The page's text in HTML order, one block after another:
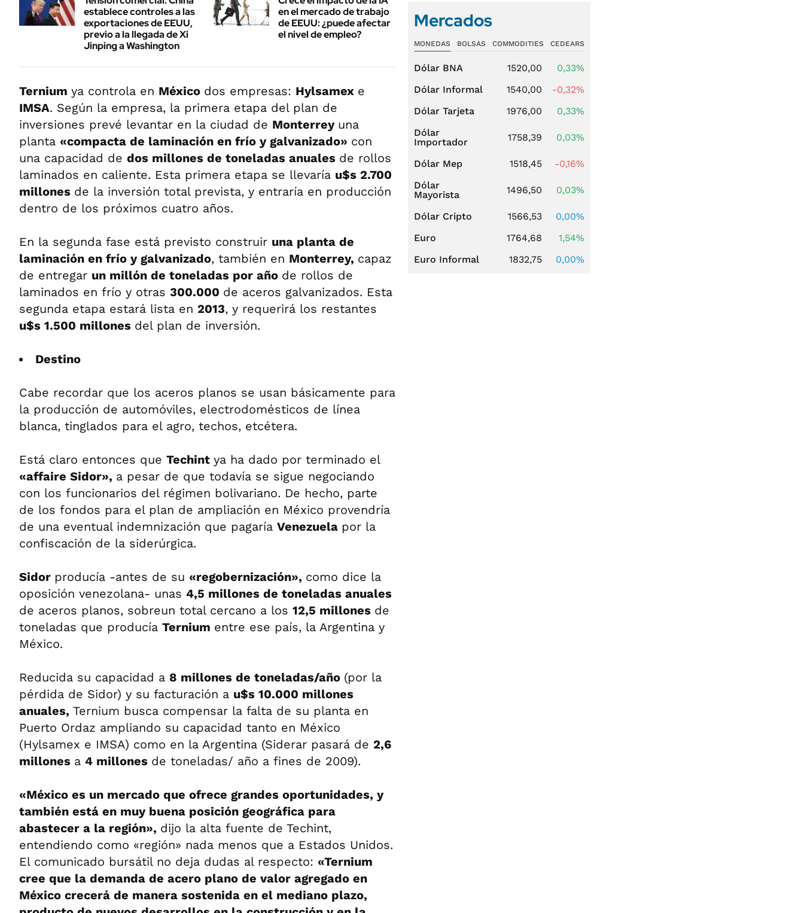
establece controles a las
exportaciones de EEUU,
previo a la llegada de Xi
Jinping a Washington
en el mercado de trabajo
de EEUU: ¿puede afectar
el nivel de empleo?
Ternium ya controla en México dos empresas: Hylsamex e
IMSA. Según la empresa, la primera etapa del plan de
inversiones prevé levantar en la ciudad de Monterrey una
planta «compacta de laminación en frío y galvanizado» con
una capacidad de dos millones de toneladas anuales de rollos
laminados en caliente. Esta primera etapa se llevaría u$s 2.700
millones de la inversión total prevista, y entraría en producción
dentro de los próximos cuatro años.
En la segunda fase está previsto construir una planta de
laminación en frío y galvanizado, también en Monterrey, capaz
de entregar un millón de toneladas por año de rollos de
laminados en frío y otras 300.000 de aceros galvanizados. Esta
segunda etapa estará lista en 2013, y requerirá los restantes
u$s 1.500 millones del plan de inversión.
Destino
Cabe recordar que los aceros planos se usan básicamente para
la producción de automóviles, electrodomésticos de línea
blanca, tinglados para el agro, techos, etcétera.
Está claro entonces que Techint ya ha dado por terminado el
«affaire Sidor», a pesar de que todavía se sigue negociando
con los funcionarios del régimen bolivariano. De hecho, parte
de los fondos para el plan de ampliación en México provendría
de una eventual indemnización que pagaría Venezuela por la
confiscación de la siderúrgica.
Sidor producía -antes de su «regobernización», como dice la
oposición venezolana- unas 4,5 millones de toneladas anuales
de aceros planos, sobreun total cercano a los 12,5 millones de
toneladas que producía Ternium entre ese país, la Argentina y
México.
Reducida su capacidad a 8 millones de toneladas/año (por la
pérdida de Sidor) y su facturación a u$s 10.000 millones
anuales, Ternium busca compensar la falta de su planta en
Puerto Ordaz ampliando su capacidad tanto en México
(Hylsamex e IMSA) como en la Argentina (Siderar pasará de 2,6
millones a 4 millones de toneladas/ año a fines de 2009).
«México es un mercado que ofrece grandes oportunidades, y
también está en muy buena posición geográfica para
abastecer a la región», dijo la alta fuente de Techint,
entendiendo como «región» nada menos que a Estados Unidos.
El comunicado bursátil no deja dudas al respecto: «Ternium
cree que la demanda de acero plano de valor agregado en
México crecerá de manera sostenida en el mediano plazo,
Mercados
MONEDAS BOLSAS COMMODITIES CEDEARS
Dólar BNA 1520,00
0,33%
Dólar Informal
1540,00
-0,32%
Dólar Tarjeta
1976,00
0,33%
Dólar
Importador
1758,39 0,03%
Dólar Mep 1518,45
-0,16%
Dólar
Mayorista
1496,50 0,03%
Dólar Cripto 1566,53
0,00%
Euro
1764,68
1,54%
Euro Informal
1832,75 0,00%